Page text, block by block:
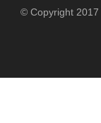
© Copyright 2017